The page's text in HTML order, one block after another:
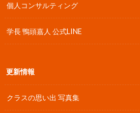
個人コンサルティング
学長 鴨頭嘉人 公式LINE
更新情報
クラスの思い出 写真集